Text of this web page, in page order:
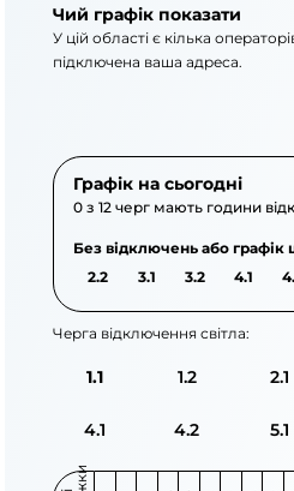
Чий графік показати
У цій області є кілька
підключена ваша адреса.
Графік на сьогодні
0 з 12 черг мають години
Без відключень або графік
2.2
3.1 3.2 4.1
Черга відключення світла:
1.1 1.2 2.1
4.1 4.2 5.1